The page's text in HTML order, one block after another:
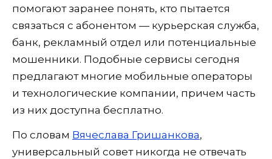
помогают заранее понять, кто пытается
связаться с абонентом — курьерская служба,
банк, рекламный отдел или потенциальные
мошенники. Подобные сервисы сегодня
предлагают многие мобильные операторы
и технологические компании, причем часть
из них доступна бесплатно.
По словам Вячеслава Гришанкова,
универсальный совет никогда не отвечать